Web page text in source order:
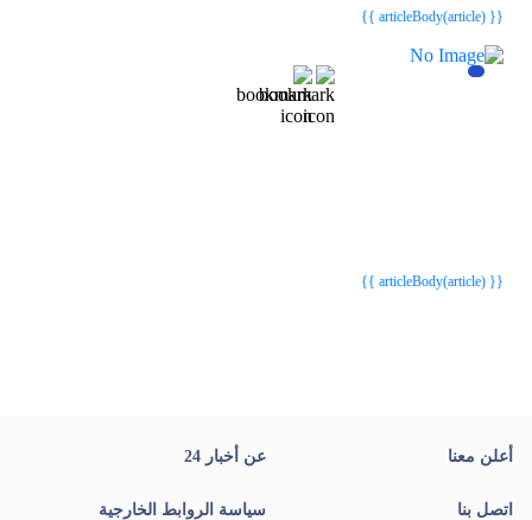
{{ articleBody(article) }}
{{ articleBody(article) }}
أعلن معنا عن أخبار 24
اتصل بنا سياسة الروابط الخارجية